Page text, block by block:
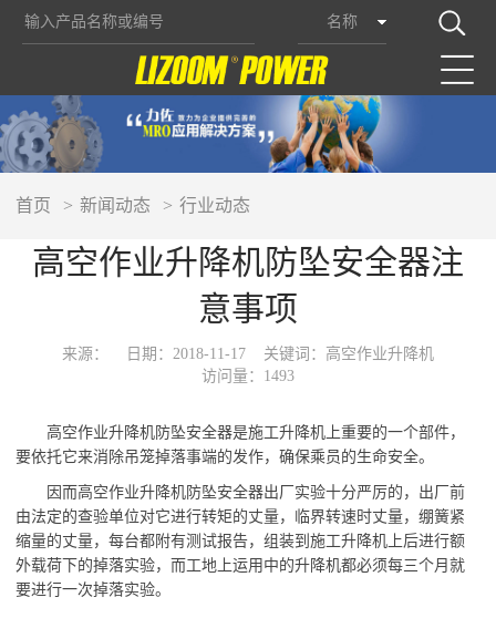
名称
首页 新闻动态 行业动态
高空作业升降机防坠安全器注
意事项
来源： 日期：2018-11-17
关键词：高空作业升降机
访问量：1493
高空作业升降机防坠安全器是施工升降机上重要的一个部件，
要依托它来消除吊笼掉落事端的发作，确保乘员的生命安全。
因而高空作业升降机防坠安全器出厂实验十分严厉的，出厂前
由法定的查验单位对它进行转矩的丈量，临界转速时丈量，绷簧紧
缩量的丈量，每台都附有测试报告，组装到施工升降机上后进行额
外载荷下的掉落实验，而工地上运用中的升降机都必须每三个月就
要进行一次掉落实验。